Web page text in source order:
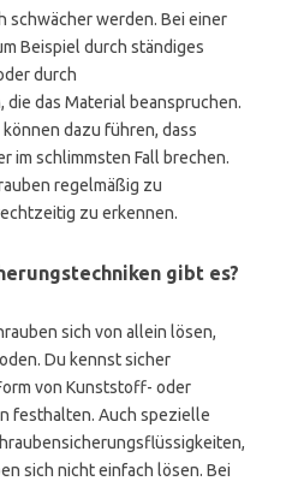
schwächer werden. Bei einer
Beispiel durch ständiges
durch
das Material beanspruchen.
dazu führen, dass
im schlimmsten Fall brechen.
regelmäßig zu
zu erkennen.
gibt es?
sich von allein lösen,
Du kennst sicher
von Kunststoff- oder
festhalten. Auch spezielle
sich nicht einfach lösen. Bei